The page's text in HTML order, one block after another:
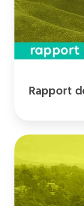
Rapport
Bilan
carbone
2021-
2022